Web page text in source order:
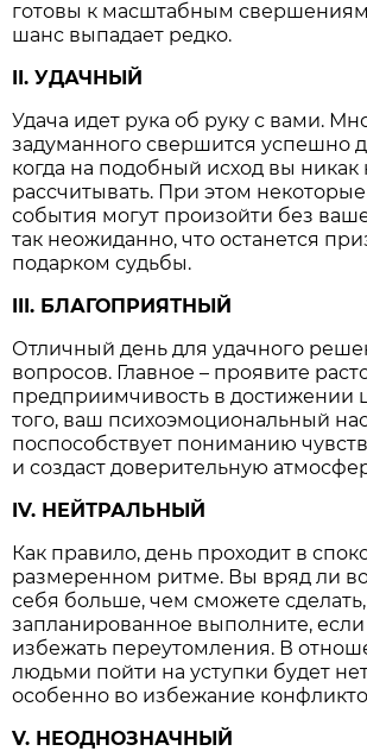
готовы к масштабным
шанс выпадает редко.
II. УДАЧНЫЙ
Удача идет рука об руку с вами.
задуманного свершится успешно
когда на подобный исход вы никак
рассчитывать. При этом
события могут произойти без
так неожиданно, что останется
подарком судьбы.
III. БЛАГОПРИЯТНЫЙ
Отличный день для удачного
вопросов. Главное – проявите
предприимчивость в достижении
того, ваш психоэмоциональный
поспособствует пониманию
и создаст доверительную
IV. НЕЙТРАЛЬНЫЙ
Как правило, день проходит в
размеренном ритме. Вы вряд ли
себя больше, чем сможете сделать,
запланированное выполните, если
избежать переутомления. В
людьми пойти на уступки будет
особенно во избежание
V. НЕОДНОЗНАЧНЫЙ